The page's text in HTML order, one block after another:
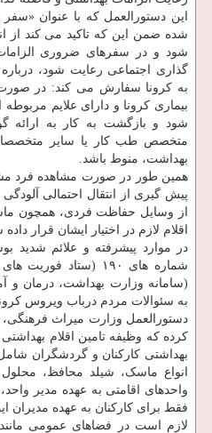
این دستورالعمل که با عنوان
شده ضمن این که تاکید می کند از
شود و در سفرهای ضروری
گذاری اجتماعی رعایت شود،
به کرونا سفارش می کند: در
بیماری کرونا و دارای علایم
شود و بازگشت به کار به ارائه
متخصص طب کار یا سایر
بهداشت، منوط باشد.
همین طور در صورت مشاهده فرد
پیش گیری از انتقال احتمالی
از وسایل حفاظت فردی، همچون
اقلام لازم در اختیار ایشان قرار داده
در موارد پیشرفته و علائم شدید
(سامانه وزارت بهداشت، درمان
به سئوالات مردم درباب ویروس
دستورالعمل وزارت میراث
کرده که وظیفه تامین اقلام
بهداشتی کارکنان و گردشگران
انواع ماسک، شیلد محافظ،
واحدهای اقامتی به عهده مدیر واحد،
فقط برای کارکنان به عهده مدیران
لازم است در فضاهای عمومی